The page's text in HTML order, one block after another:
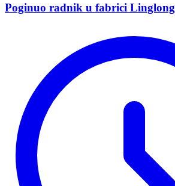
Poginuo radnik u fabrici Linglong